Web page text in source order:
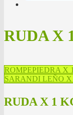
RUDA X
ROMPEPIEDRA X
SARANDI LEÑO X
RUDA X 1